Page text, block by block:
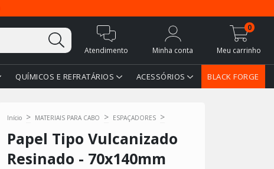
Atendimento Minha conta Meu carrinho
0
QUÍMICOS E REFRATÁRIOS ACESSÓRIOS BLACK FORGE
Início > MATERIAIS PARA CABO > ESPAÇADORES >
Papel Tipo Vulcanizado
Resinado - 70x140mm